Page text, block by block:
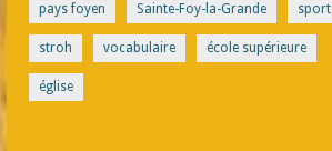
pays foyen Sainte-Foy-la-Grande sport
stroh vocabulaire école supérieure
église